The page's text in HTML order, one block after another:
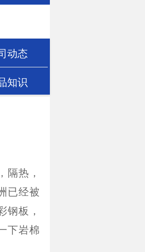
动态
知识
隔热，
已经被
钢板，
下岩棉